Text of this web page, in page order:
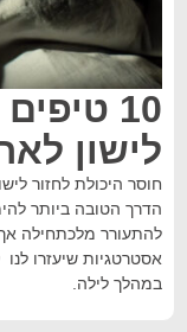
10
לישון
חוסר היכולת לחזור
הדרך הטובה ביותר
אסטרטגיות שיעזרו
במהלך לילה.